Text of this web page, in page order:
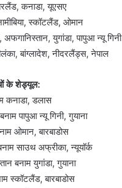
कनाडा, यूएसए
स्कॉटलैंड, ओमान
युगांडा, पापुआ न्यू गिनी
बांग्लादेश, नीदरलैंड्स, नेपाल
के शेड्यूल:
कनाडा, डलास
पापुआ न्यू गिनी, गुयाना
ओमान, बारबाडोस
साउथ अफ्रीका, न्यूयॉर्क
बनाम युगांडा, गुयाना
स्कॉटलैंड, बारबाडोस